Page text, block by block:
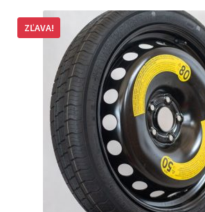
ZĽAVA!